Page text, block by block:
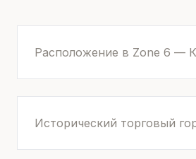
Расположение в Zone 6 —
Исторический торговый